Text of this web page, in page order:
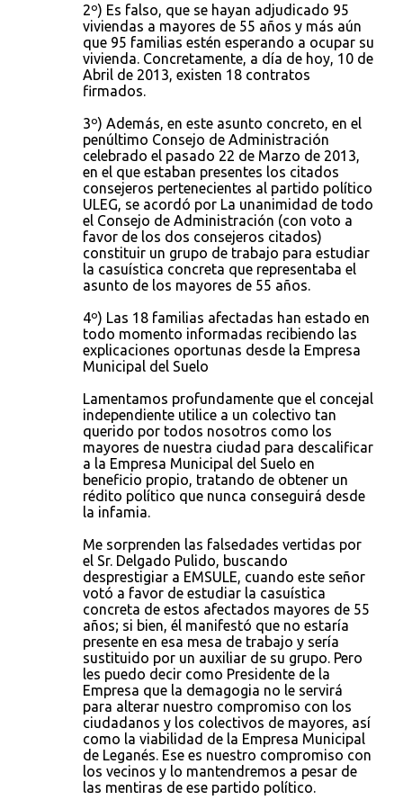
2º) Es falso, que se hayan adjudicado 95
viviendas a mayores de 55 años y más aún
que 95 familias estén esperando a ocupar su
vivienda. Concretamente, a día de hoy, 10 de
Abril de 2013, existen 18 contratos
firmados.
3º) Además, en este asunto concreto, en el
penúltimo Consejo de Administración
celebrado el pasado 22 de Marzo de 2013,
en el que estaban presentes los citados
consejeros pertenecientes al partido político
ULEG, se acordó por La unanimidad de todo
el Consejo de Administración (con voto a
favor de los dos consejeros citados)
constituir un grupo de trabajo para estudiar
la casuística concreta que representaba el
asunto de los mayores de 55 años.
4º) Las 18 familias afectadas han estado en
todo momento informadas recibiendo las
explicaciones oportunas desde la Empresa
Municipal del Suelo
Lamentamos profundamente que el concejal
independiente utilice a un colectivo tan
querido por todos nosotros como los
mayores de nuestra ciudad para descalificar
a la Empresa Municipal del Suelo en
beneficio propio, tratando de obtener un
rédito político que nunca conseguirá desde
la infamia.
Me sorprenden las falsedades vertidas por
el Sr. Delgado Pulido, buscando
desprestigiar a EMSULE, cuando este señor
votó a favor de estudiar la casuística
concreta de estos afectados mayores de 55
años; si bien, él manifestó que no estaría
presente en esa mesa de trabajo y sería
sustituido por un auxiliar de su grupo. Pero
les puedo decir como Presidente de la
Empresa que la demagogia no le servirá
para alterar nuestro compromiso con los
ciudadanos y los colectivos de mayores, así
como la viabilidad de la Empresa Municipal
de Leganés. Ese es nuestro compromiso con
los vecinos y lo mantendremos a pesar de
las mentiras de ese partido político.